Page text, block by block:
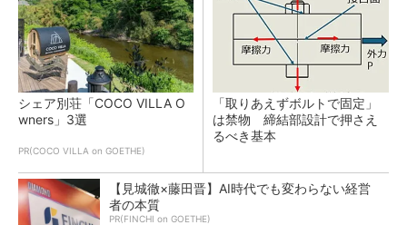
シェア別荘「COCO VILLA O
wners」3選
PR(COCO VILLA on GOETHE)
「取りあえずボルトで固定」
は禁物 締結部設計で押さえ
るべき基本
【見城徹×藤田晋】AI時代でも変わらない経営
者の本質
PR(FINCHI on GOETHE)